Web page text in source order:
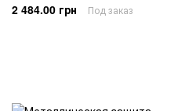
2 484.00 грн Под заказ